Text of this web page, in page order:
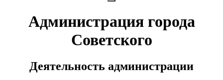
Администрация города
Советского
Деятельность администрации